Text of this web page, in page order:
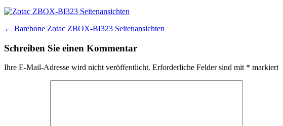
Beitragsnavigation
← Barebone Zotac ZBOX-BI323 Seitenansichten
Schreiben Sie einen Kommentar
Ihre E-Mail-Adresse wird nicht veröffentlicht. Erforderliche Felder sind mit * markiert